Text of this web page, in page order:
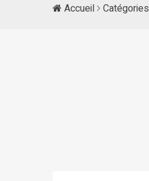
Accueil Catégories